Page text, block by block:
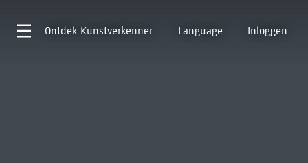
Ontdek Kunstverkenner Language Inloggen